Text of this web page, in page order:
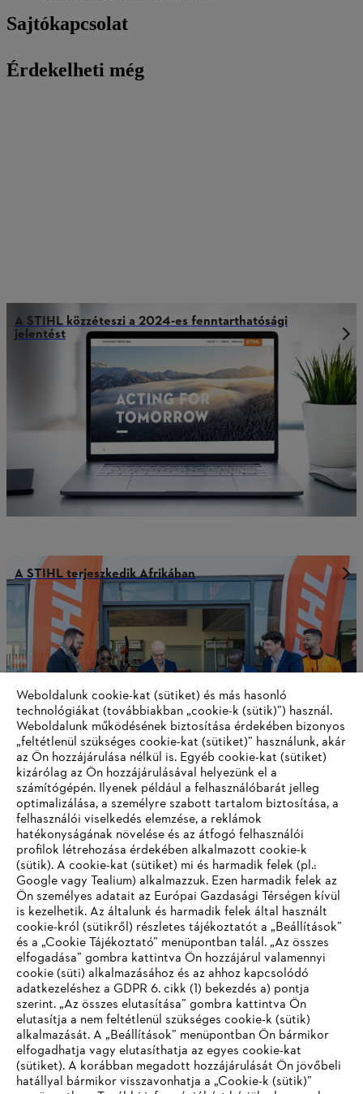
Sajtókapcsolat
Érdekelheti még
A STIHL közzéteszi a 2024-es fenntarthatósági
jelentést
A STIHL terjeszkedik Afrikában
Globális vezetői díj
Információk a beszállítók számára
Termékek
Kapcsolat
Karrier
Bejelentő rendszer
Weboldalunk cookie-kat (sütiket) és más hasonló
technológiákat (továbbiakban „cookie-k (sütik)”) használ.
Weboldalunk működésének biztosítása érdekében bizonyos
„feltétlenül szükséges cookie-kat (sütiket)” használunk, akár
az Ön hozzájárulása nélkül is. Egyéb cookie-kat (sütiket)
kizárólag az Ön hozzájárulásával helyezünk el a
számítógépén. Ilyenek például a felhasználóbarát jelleg
optimalizálása, a személyre szabott tartalom biztosítása, a
felhasználói viselkedés elemzése, a reklámok
hatékonyságának növelése és az átfogó felhasználói
profilok létrehozása érdekében alkalmazott cookie-k
(sütik). A cookie-kat (sütiket) mi és harmadik felek (pl.:
Google vagy Tealium) alkalmazzuk. Ezen harmadik felek az
Ön személyes adatait az Európai Gazdasági Térségen kívül
is kezelhetik. Az általunk és harmadik felek által használt
cookie-król (sütikről) részletes tájékoztatót a „Beállítások”
és a „Cookie Tájékoztató” menüpontban talál. „Az összes
elfogadása” gombra kattintva Ön hozzájárul valamennyi
cookie (süti) alkalmazásához és az ahhoz kapcsolódó
adatkezeléshez a GDPR 6. cikk (1) bekezdés a) pontja
szerint. „Az összes elutasítása” gombra kattintva Ön
elutasítja a nem feltétlenül szükséges cookie-k (sütik)
alkalmazását. A „Beállítások” menüpontban Ön bármikor
elfogadhatja vagy elutasíthatja az egyes cookie-kat
(sütiket). A korábban megadott hozzájárulását Ön jövőbeli
hatállyal bármikor visszavonhatja a „Cookie-k (sütik)”